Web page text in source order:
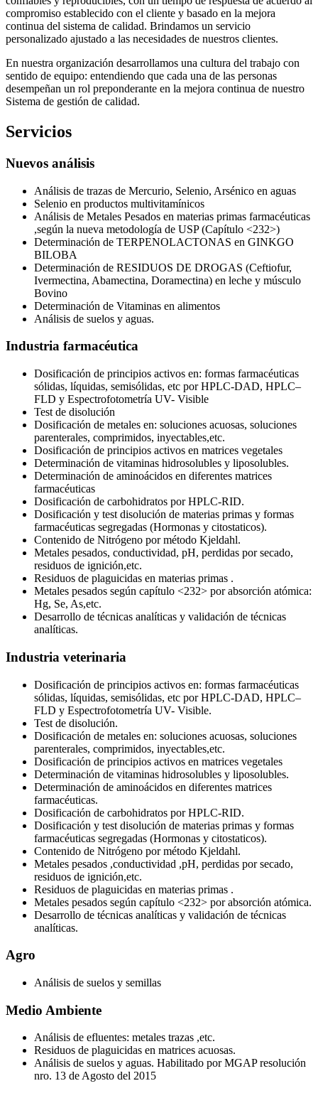
compromiso establecido con el cliente y basado en la mejora
continua del sistema de calidad. Brindamos un servicio
personalizado ajustado a las necesidades de nuestros clientes.
En nuestra organización desarrollamos una cultura del trabajo con
sentido de equipo: entendiendo que cada una de las personas
desempeñan un rol preponderante en la mejora continua de nuestro
Sistema de gestión de calidad.
Servicios
Nuevos análisis
Análisis de trazas de Mercurio, Selenio, Arsénico en aguas
Selenio en productos multivitamínicos
Análisis de Metales Pesados en materias primas farmacéuticas
,según la nueva metodología de USP (Capítulo <232>)
Determinación de TERPENOLACTONAS en GINKGO
BILOBA
Determinación de RESIDUOS DE DROGAS (Ceftiofur,
Ivermectina, Abamectina, Doramectina) en leche y músculo
Bovino
Determinación de Vitaminas en alimentos
Análisis de suelos y aguas.
Industria farmacéutica
Dosificación de principios activos en: formas farmacéuticas
sólidas, líquidas, semisólidas, etc por HPLC-DAD, HPLC–
FLD y Espectrofotometría UV- Visible
Test de disolución
Dosificación de metales en: soluciones acuosas, soluciones
parenterales, comprimidos, inyectables,etc.
Dosificación de principios activos en matrices vegetales
Determinación de vitaminas hidrosolubles y liposolubles.
Determinación de aminoácidos en diferentes matrices
farmacéuticas
Dosificación de carbohidratos por HPLC-RID.
Dosificación y test disolución de materias primas y formas
farmacéuticas segregadas (Hormonas y citostaticos).
Contenido de Nitrógeno por método Kjeldahl.
Metales pesados, conductividad, pH, perdidas por secado,
residuos de ignición,etc.
Residuos de plaguicidas en materias primas .
Metales pesados según capítulo <232> por absorción atómica:
Hg, Se, As,etc.
Desarrollo de técnicas analíticas y validación de técnicas
analíticas.
Industria veterinaria
Dosificación de principios activos en: formas farmacéuticas
sólidas, líquidas, semisólidas, etc por HPLC-DAD, HPLC–
FLD y Espectrofotometría UV- Visible.
Test de disolución.
Dosificación de metales en: soluciones acuosas, soluciones
parenterales, comprimidos, inyectables,etc.
Dosificación de principios activos en matrices vegetales
Determinación de vitaminas hidrosolubles y liposolubles.
Determinación de aminoácidos en diferentes matrices
farmacéuticas.
Dosificación de carbohidratos por HPLC-RID.
Dosificación y test disolución de materias primas y formas
farmacéuticas segregadas (Hormonas y citostaticos).
Contenido de Nitrógeno por método Kjeldahl.
Metales pesados ,conductividad ,pH, perdidas por secado,
residuos de ignición,etc.
Residuos de plaguicidas en materias primas .
Metales pesados según capítulo <232> por absorción atómica.
Desarrollo de técnicas analíticas y validación de técnicas
analíticas.
Agro
Análisis de suelos y semillas
Medio Ambiente
Análisis de efluentes: metales trazas ,etc.
Residuos de plaguicidas en matrices acuosas.
Análisis de suelos y aguas. Habilitado por MGAP resolución
nro. 13 de Agosto del 2015